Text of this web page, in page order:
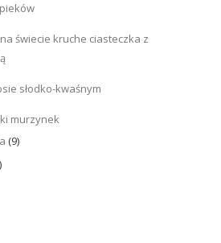
świecie kruche ciasteczka z
słodko-kwaśnym
murzynek
(9)